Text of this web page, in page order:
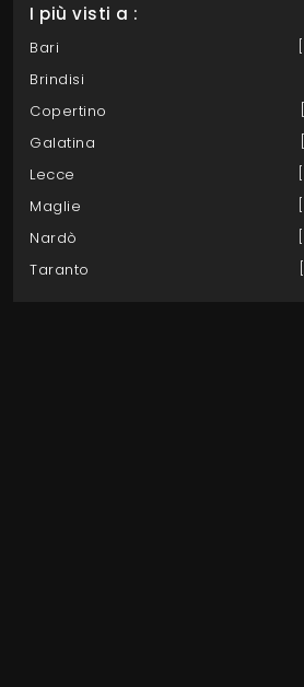
I più visti a :
Bari
Brindisi
Copertino
Galatina
Lecce
Maglie
Nardò
Taranto